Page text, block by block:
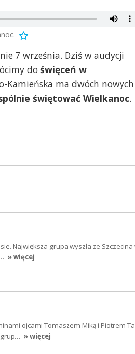
7 września. Dziś w audycji
do święceń w
Kamieńska ma dwóch nowych
świętować Wielkanoc.
Największa grupa wyszła ze Szczecina
» więcej
ojcami Tomaszem Miką i Piotrem
» więcej